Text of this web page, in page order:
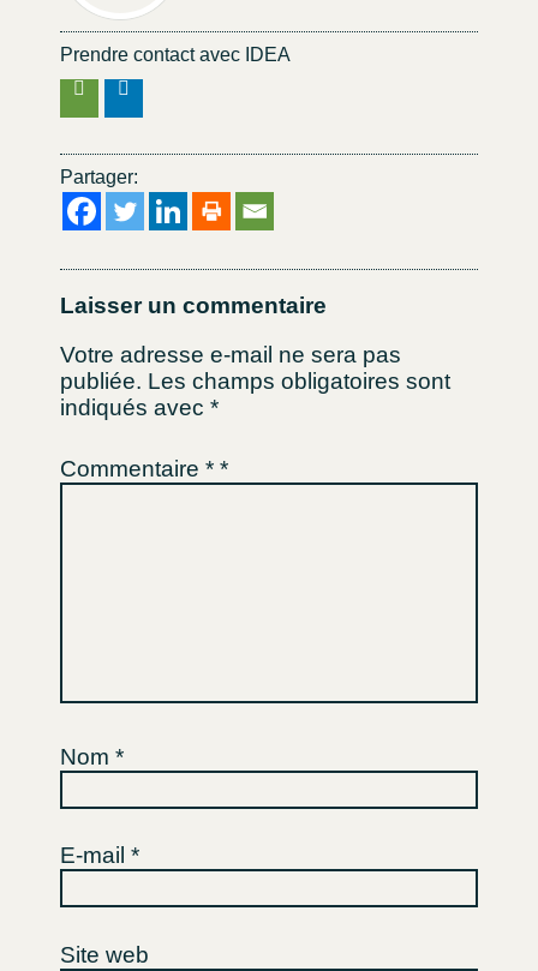
Prendre contact avec IDEA
Partager:
Laisser un commentaire
Votre adresse e-mail ne sera pas
publiée. Les champs obligatoires sont
indiqués avec *
Commentaire *
Nom *
E-mail *
Site web